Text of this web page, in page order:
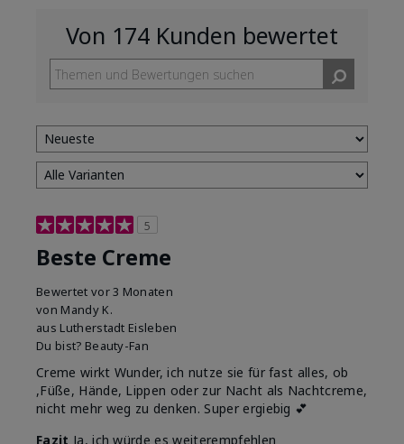
Von 174 Kunden bewertet
5
Beste Creme
Bewertet vor 3 Monaten
von Mandy K.
aus Lutherstadt Eisleben
Du bist? Beauty-Fan
Creme wirkt Wunder, ich nutze sie für fast alles, ob
,Füße, Hände, Lippen oder zur Nacht als Nachtcreme,
nicht mehr weg zu denken. Super ergiebig 💕
Fazit Ja, ich würde es weiterempfehlen